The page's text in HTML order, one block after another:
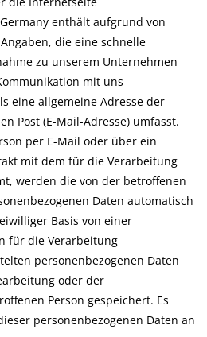
enthält aufgrund von
die eine schnelle
zu unserem Unternehmen
mit uns
eine allgemeine Adresse der
Post (E-Mail-Adresse) umfasst.
per E-Mail oder über ein
mit dem für die Verarbeitung
werden die von der betroffenen
Daten automatisch
Basis von einer
für die Verarbeitung
personenbezogenen Daten
oder der
Person gespeichert. Es
personenbezogenen Daten an